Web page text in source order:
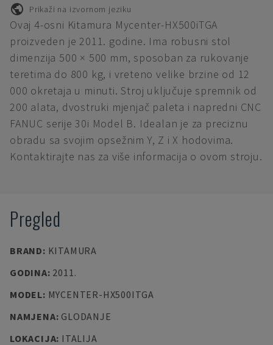
Prikaži na izvornom jeziku
Ovaj 4-osni Kitamura Mycenter-HX500iTGA
proizveden je 2011. godine. Ima robusni stol
dimenzija 500 × 500 mm, sposoban za rukovanje
teretima do 800 kg, i vreteno velike brzine od 12
000 okretaja u minuti. Stroj uključuje spremnik od
200 alata, dvostruki mjenjač paleta i napredni CNC
FANUC serije 30i Model B. Idealan je za preciznu
obradu sa svojim opsežnim Y, Z i X hodovima.
Kontaktirajte nas za više informacija o ovom stroju.
Pregled
BRAND: KITAMURA
GODINA: 2011.
MODEL: MYCENTER-HX500ITGA
NAMJENA: GLODANJE
LOKACIJA: ITALIJA